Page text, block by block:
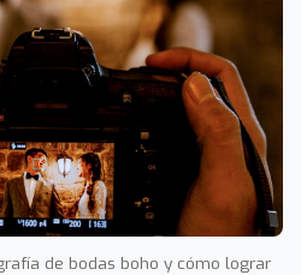
de bodas boho y cómo lograr